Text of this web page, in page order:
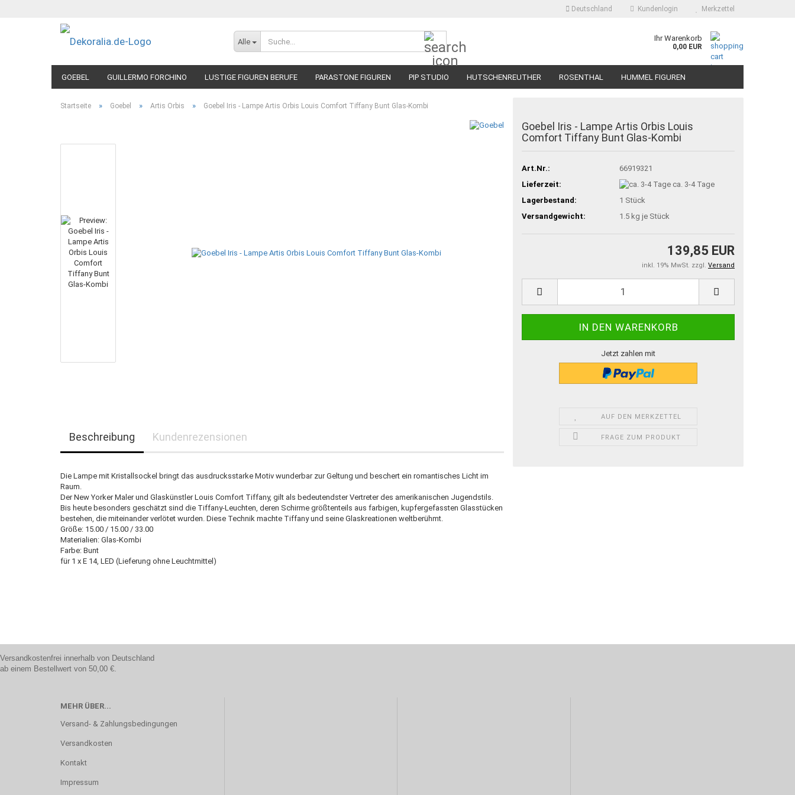
Deutschland Kundenlogin Merkzettel
Alle Ihr Warenkorb
0,00 EUR
GOEBEL GUILLERMO FORCHINO LUSTIGE FIGUREN BERUFE PARASTONE FIGUREN PIP STUDIO HUTSCHENREUTHER ROSENTHAL HUMMEL FIGUREN
Startseite » Goebel » Artis Orbis » Goebel Iris - Lampe Artis Orbis Louis Comfort Tiffany Bunt Glas-Kombi
Goebel Iris - Lampe Artis Orbis Louis
Comfort Tiffany Bunt Glas-Kombi
Art.Nr.:
66919321
Lieferzeit:
ca. 3-4 Tage
Lagerbestand:
1 Stück
Versandgewicht:
1.5 kg je Stück
139,85 EUR
inkl. 19% MwSt. zzgl. Versand
Jetzt zahlen mit
AUF DEN MERKZETTEL
FRAGE ZUM PRODUKT
Beschreibung Kundenrezensionen
Die Lampe mit Kristallsockel bringt das ausdrucksstarke Motiv wunderbar zur Geltung und beschert ein romantisches Licht im
Raum.
Der New Yorker Maler und Glaskünstler Louis Comfort Tiffany, gilt als bedeutendster Vertreter des amerikanischen Jugendstils.
Bis heute besonders geschätzt sind die Tiffany-Leuchten, deren Schirme größtenteils aus farbigen, kupfergefassten Glasstücken
bestehen, die miteinander verlötet wurden. Diese Technik machte Tiffany und seine Glaskreationen weltberühmt.
Größe: 15.00 / 15.00 / 33.00
Materialien: Glas-Kombi
Farbe: Bunt
für 1 x E 14, LED (Lieferung ohne Leuchtmittel)
Versandkostenfrei innerhalb von Deutschland
ab einem Bestellwert von 50,00 €.
MEHR ÜBER...
Versand- & Zahlungsbedingungen
Versandkosten
Kontakt
Impressum